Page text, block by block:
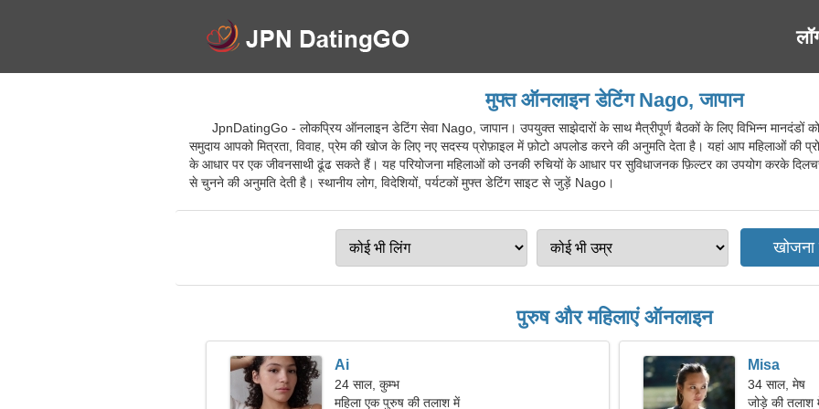
मुफ्त ऑनलाइन डेटिंग Nago, जापान
JpnDatingGo - लोकप्रिय ऑनलाइन डेटिंग सेवा Nago, जापान। उपयुक्त साझेदारों के साथ मैत्रीपूर्ण बैठकों के लिए विभिन्न मानदंडों
समुदाय आपको मित्रता, विवाह, प्रेम की खोज के लिए नए सदस्य प्रोफ़ाइल में फ़ोटो अपलोड करने की अनुमति देता है। यहां आप महिलाओं
के आधार पर एक जीवनसाथी ढूंढ सकते हैं। यह परियोजना महिलाओं को उनकी रुचियों के आधार पर सुविधाजनक फ़िल्टर का उपयोग करके
से चुनने की अनुमति देती है। स्थानीय लोग, विदेशियों, पर्यटकों मुफ्त डेटिंग साइट से जुड़ें Nago।
पुरुष और महिलाएं ऑनलाइन
Ai
24 साल, कुम्भ
महिला एक पुरुष की तलाश में
Misa
34 साल, मेष
जोड़े की तलाश